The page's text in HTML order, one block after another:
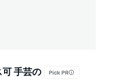
手芸の